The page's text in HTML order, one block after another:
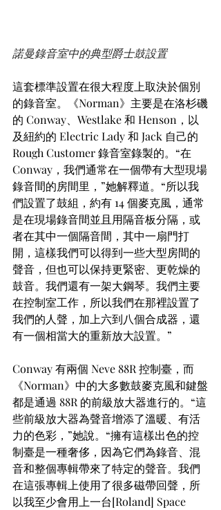
諾曼錄音室中的典型爵士鼓設置
這套標準設置在很大程度上取決於個別
的錄音室。《Norman》主要是在洛杉磯
的 Conway、Westlake 和 Henson，以
及紐約的 Electric Lady 和 Jack 自己的
Rough Customer 錄音室錄製的。“在
Conway，我們通常在一個帶有大型現場
錄音間的房間里，”她解釋道。“所以我
們設置了鼓組，約有 14 個麥克風，通常
是在現場錄音間並且用隔音板分隔，或
者在其中一個隔音間，其中一扇門打
開，這樣我們可以得到一些大型房間的
聲音，但也可以保持更緊密、更乾燥的
鼓音。我們還有一架大鋼琴。我們主要
在控制室工作，所以我們在那裡設置了
我們的人聲，加上六到八個合成器，還
有一個相當大的重新放大設置。”
Conway 有兩個 Neve 88R 控制臺，而
《Norman》中的大多數鼓麥克風和鍵盤
都是通過 88R 的前級放大器進行的。“這
些前級放大器為聲音增添了溫暖、有活
力的色彩，”她說。“擁有這樣出色的控
制臺是一種奢侈，因為它們為錄音、混
音和整個專輯帶來了特定的聲音。我們
在這張專輯上使用了很多磁帶回聲，所
以我至少會用上一台[Roland] Space